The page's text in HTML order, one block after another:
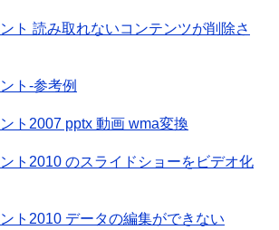
ト 読み取れないコンテンツが削除さ
ト-参考例
ト2007 pptx 動画 wma変換
ト2010 のスライドショーをビデオ化
ト2010 データの編集ができない